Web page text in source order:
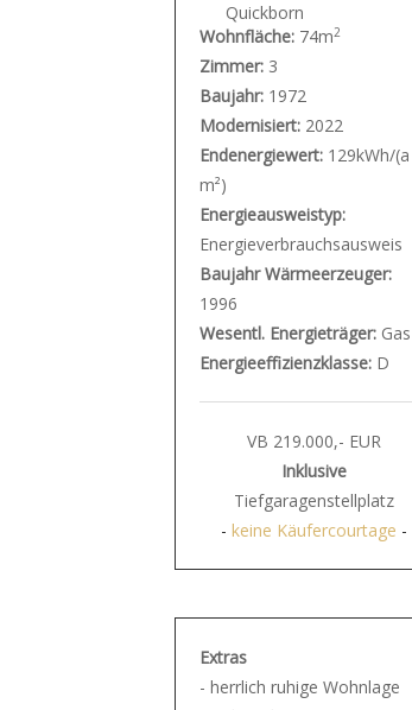
Quickborn
Wohnfläche: 74m2
Zimmer: 3
Baujahr: 1972
Modernisiert: 2022
Endenergiewert: 129kWh/(a
m²)
Energieausweistyp:
Energieverbrauchsausweis
Baujahr Wärmeerzeuger:
1996
Wesentl. Energieträger: Gas
Energieeffizienzklasse: D
VB 219.000,- EUR
Inklusive
Tiefgaragenstellplatz
- keine Käufercourtage -
Extras
- herrlich ruhige Wohnlage